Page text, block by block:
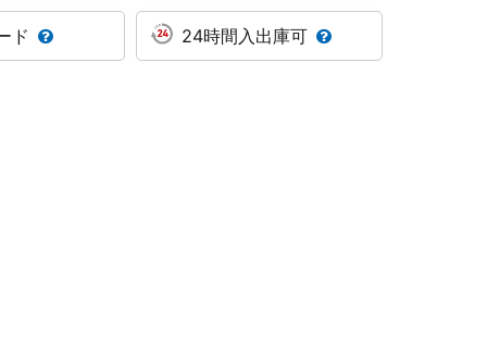
ド 24時間入出庫可